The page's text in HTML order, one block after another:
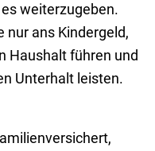
weiterzugeben.
nur ans Kindergeld,
Haushalt führen und
Unterhalt leisten.